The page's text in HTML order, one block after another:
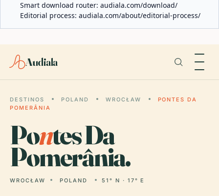
Smart download router: audiala.com/download/
Editorial process: audiala.com/about/editorial-process/
Audiala
DESTINOS POLAND WROCŁAW
PONTES DA
POMERÂNIA
Pontes Da
Pomerânia.
WROCŁAW POLAND 51° N · 17° E